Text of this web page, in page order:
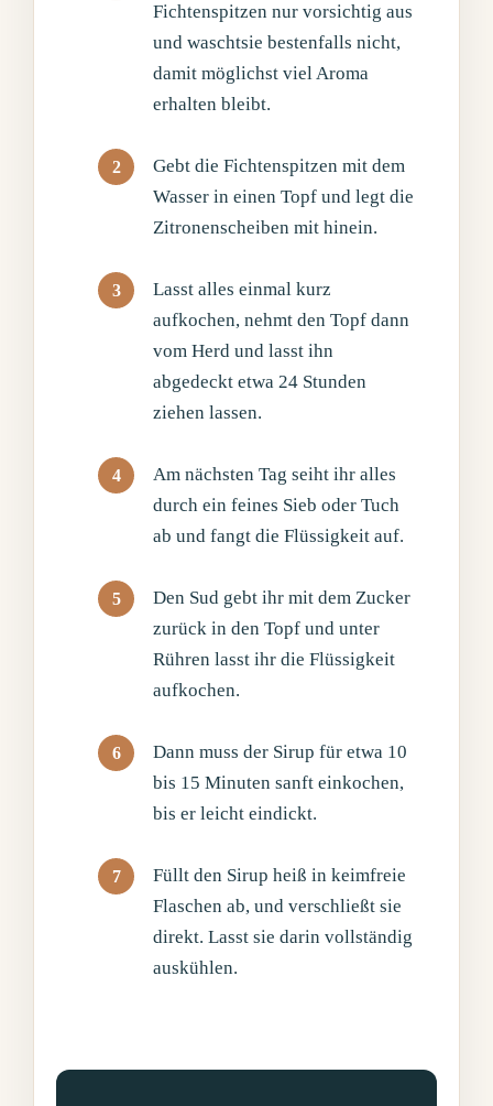
Fichtenspitzen nur vorsichtig aus
und waschtsie bestenfalls nicht,
damit möglichst viel Aroma
erhalten bleibt.
Gebt die Fichtenspitzen mit dem
Wasser in einen Topf und legt die
Zitronenscheiben mit hinein.
Lasst alles einmal kurz
aufkochen, nehmt den Topf dann
vom Herd und lasst ihn
abgedeckt etwa 24 Stunden
ziehen lassen.
Am nächsten Tag seiht ihr alles
durch ein feines Sieb oder Tuch
ab und fangt die Flüssigkeit auf.
Den Sud gebt ihr mit dem Zucker
zurück in den Topf und unter
Rühren lasst ihr die Flüssigkeit
aufkochen.
Dann muss der Sirup für etwa 10
bis 15 Minuten sanft einkochen,
bis er leicht eindickt.
Füllt den Sirup heiß in keimfreie
Flaschen ab, und verschließt sie
direkt. Lasst sie darin vollständig
auskühlen.